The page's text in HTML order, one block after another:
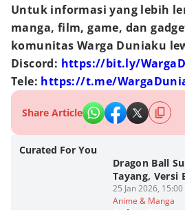
Untuk informasi yang lebih
manga, film, game, dan
komunitas Warga Duniaku
Discord: https://bit.ly/
Tele: https://t.me/
Share Article
Curated For You
Dragon Ball
Tayang, Versi
25 Jan 2026, 15:00
Anime & Manga